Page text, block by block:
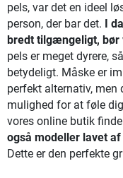
pels, var det en ideel
person, der bar det.
I
bredt tilgængeligt,
pels er meget dyrere,
betydeligt. Måske er
perfekt alternativ, men
mulighed for at føle
vores online butik
også modeller lavet
Dette er den perfekte